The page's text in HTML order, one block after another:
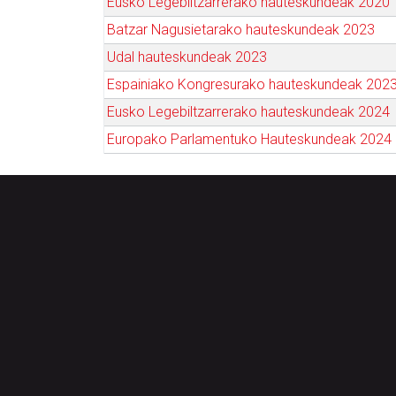
Batzar Nagusietarako hauteskundeak 2023
Udal hauteskundeak 2023
Espainiako Kongresurako hauteskundeak
Eusko Legebiltzarrerako hauteskundeak 2024
Europako Parlamentuko Hauteskundeak 2024